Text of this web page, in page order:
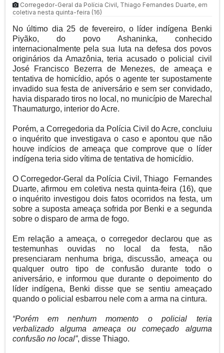
Corregedor-Geral da Polícia Civil, Thiago Fernandes Duarte, em
coletiva nesta quinta-feira (16)
No último dia 25 de fevereiro, o líder indígena Benki
Piyãko, do povo Ashaninka, conhecido
internacionalmente pela sua luta na defesa dos povos
originários da Amazônia, teria acusado o policial civil
José Francisco Bezerra de Menezes, de ameaça e
tentativa de homicídio, após o agente ter supostamente
invadido sua festa de aniversário e sem ser convidado,
havia disparado tiros no local, no município de Marechal
Thaumaturgo, interior do Acre.
Porém, a Corregedoria da Polícia Civil do Acre, concluiu
o inquérito que investigava o caso e apontou que não
houve indícios de ameaça que comprove que o líder
indígena teria sido vítima de tentativa de homicídio.
O Corregedor-Geral da Polícia Civil, Thiago Fernandes
Duarte, afirmou em coletiva nesta quinta-feira (16), que
o inquérito investigou dois fatos ocorridos na festa, um
sobre a suposta ameaça sofrida por Benki e a segunda
sobre o disparo de arma de fogo.
Em relação a ameaça, o corregedor declarou que as
testemunhas ouvidas no local da festa, não
presenciaram nenhuma briga, discussão, ameaça ou
qualquer outro tipo de confusão durante todo o
aniversário, e informou que durante o depoimento do
líder indígena, Benki disse que se sentiu ameaçado
quando o policial esbarrou nele com a arma na cintura.
“Porém em nenhum momento o policial teria
verbalizado alguma ameaça ou começado alguma
confusão no local”, disse Thiago.